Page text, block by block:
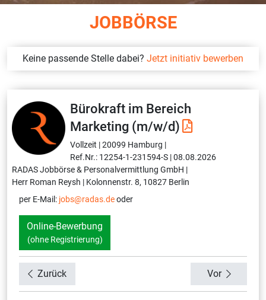
JOBBÖRSE
Keine passende Stelle dabei? Jetzt initiativ bewerben
Bürokraft im Bereich
Marketing (m/w/d)
Vollzeit |20099 Hamburg |
Ref.Nr.: 12254-1-231594-S |08.08.2026
RADAS Jobbörse & Personalvermittlung GmbH |
Herr Roman Reysh | Kolonnenstr. 8, 10827 Berlin
per E-Mail: jobs@radas.deoder
Online-Bewerbung
(ohne Registrierung)
Zurück Vor